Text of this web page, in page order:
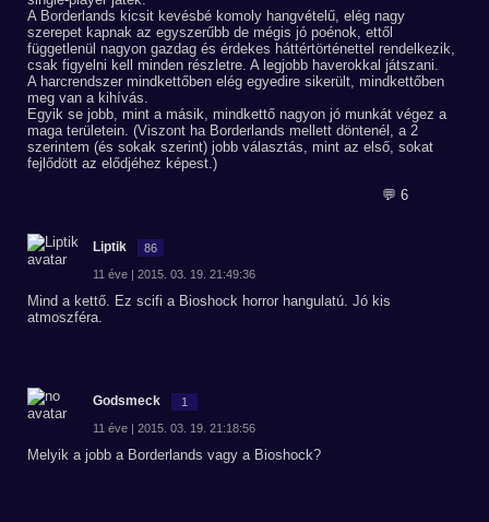
A Borderlands kicsit kevésbé komoly hangvételű, elég nagy
szerepet kapnak az egyszerűbb de mégis jó poénok, ettől
függetlenül nagyon gazdag és érdekes háttértörténettel rendelkezik,
csak figyelni kell minden részletre. A legjobb haverokkal játszani.
A harcrendszer mindkettőben elég egyedire sikerült, mindkettőben
meg van a kihívás.
Egyik se jobb, mint a másik, mindkettő nagyon jó munkát végez a
maga területein. (Viszont ha Borderlands mellett döntenél, a 2
szerintem (és sokak szerint) jobb választás, mint az első, sokat
fejlődött az elődjéhez képest.)
💬 6
Liptik 86
11 éve | 2015. 03. 19. 21:49:36
Mind a kettő. Ez scifi a Bioshock horror hangulatú. Jó kis
atmoszféra.
Godsmeck 1
11 éve | 2015. 03. 19. 21:18:56
Melyik a jobb a Borderlands vagy a Bioshock?